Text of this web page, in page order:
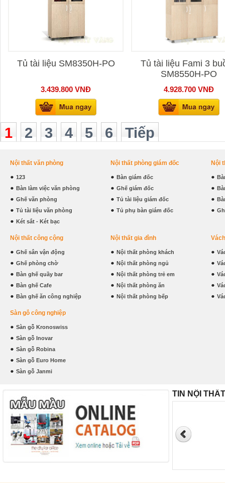
Tủ tài liệu SM8350H-PO
3.439.800 VNĐ
Tủ tài liệu Fami 3
SM8550H-PO
4.928.700 VNĐ
1 2 3 4 5 6 Tiếp
Nội thất văn phòng
123
Bàn làm việc văn phòng
Ghế văn phòng
Tủ tài liệu văn phòng
Két sắt - Két bạc
Nội thất phòng giám đốc
Bàn giám đốc
Ghế giám đốc
Tủ tài liệu giám đốc
Tủ phụ bàn giám đốc
Nội
Nội thất công cộng
Ghế sân vận động
Ghế phòng chờ
Bàn ghế quầy bar
Bàn ghế Cafe
Bàn ghế ăn công nghiệp
Nội thất gia đình
Nội thất phòng khách
Nội thất phòng ngủ
Nội thất phòng trẻ em
Nội thất phòng ăn
Nội thất phòng bếp
Sàn gỗ công nghiệp
Sàn gỗ Kronoswiss
Sàn gỗ Inovar
Sàn gỗ Robina
Sàn gỗ Euro Home
Sàn gỗ Janmi
TIN NỘI